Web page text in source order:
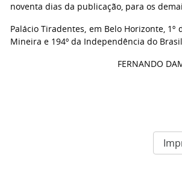
noventa dias da publicação, para os
Palácio Tiradentes, em Belo Horizonte,
Mineira e 194º da Independência do
FERNANDO